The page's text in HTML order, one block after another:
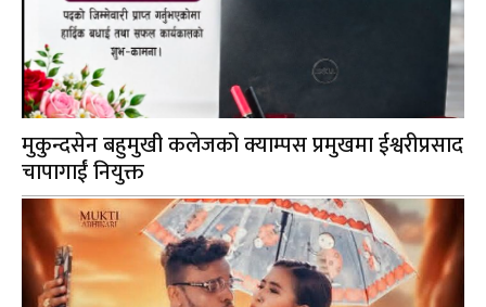
मुकुन्दसेन बहुमुखी कलेजको क्याम्पस प्रमुखमा ईश्वरीप्रसाद
चापागाईं नियुक्त